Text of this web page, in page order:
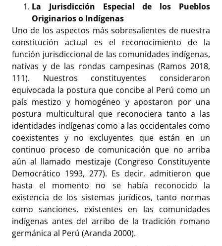
La Jurisdicción Especial de los Pueblos
Originarios o Indígenas
Uno de los aspectos más sobresalientes de nuestra
constitución actual es el reconocimiento de la
función jurisdiccional de las comunidades indígenas,
nativas y de las rondas campesinas (Ramos 2018,
111). Nuestros constituyentes consideraron
equivocada la postura que concibe al Perú como un
país mestizo y homogéneo y apostaron por una
postura multicultural que reconociera tanto a las
identidades indígenas como a las occidentales como
coexistentes y no excluyentes que están en un
continuo proceso de comunicación que no arriba
aún al llamado mestizaje (Congreso Constituyente
Democrático 1993, 277). Es decir, admitieron que
hasta el momento no se había reconocido la
existencia de los sistemas jurídicos, tanto normas
como sanciones, existentes en las comunidades
indígenas antes del arribo de la tradición romano
germánica al Perú (Aranda 2000).